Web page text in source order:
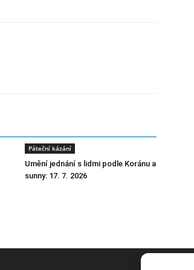
Páteční kázání
Umění jednání s lidmi podle Koránu a
sunny: 17. 7. 2026